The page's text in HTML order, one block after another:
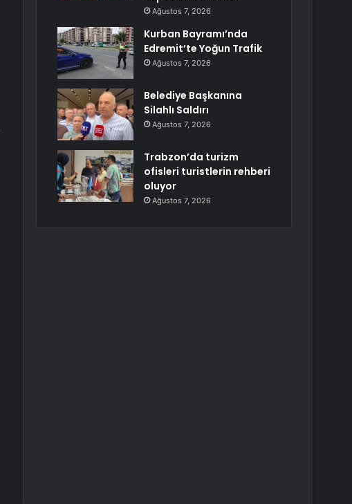
Ağustos 7, 2026
Kurban Bayramı’nda
Edremit’te Yoğun Trafik
Ağustos 7, 2026
Belediye Başkanına
Silahlı Saldırı
Ağustos 7, 2026
Trabzon’da turizm
ofisleri turistlerin rehberi
oluyor
Ağustos 7, 2026